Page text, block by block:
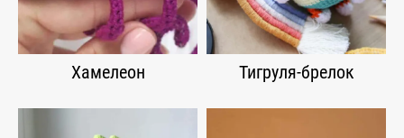
Хамелеон Тигруля-брелок